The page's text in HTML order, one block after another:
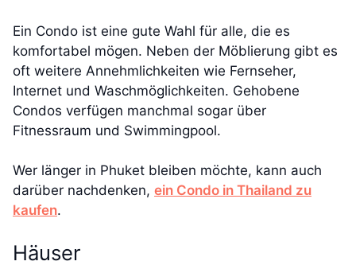
Ein Condo ist eine gute Wahl für alle, die es
komfortabel mögen. Neben der Möblierung gibt es
oft weitere Annehmlichkeiten wie Fernseher,
Internet und Waschmöglichkeiten. Gehobene
Condos verfügen manchmal sogar über
Fitnessraum und Swimmingpool.
Wer länger in Phuket bleiben möchte, kann auch
darüber nachdenken, ein Condo in Thailand zu
kaufen.
Häuser